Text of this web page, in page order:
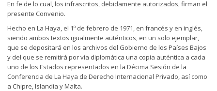
En fe de lo cual, los infrascritos, debidamente autorizados, firman el
presente Convenio.
Hecho en La Haya, el 1º de febrero de 1971, en francés y en inglés,
siendo ambos textos igualmente auténticos, en un solo ejemplar,
que se depositará en los archivos del Gobierno de los Países Bajos
y del que se remitirá por vía diplomática una copia auténtica a cada
uno de los Estados representados en la Décima Sesión de la
Conferencia de La Haya de Derecho Internacional Privado, así como
a Chipre, Islandia y Malta.